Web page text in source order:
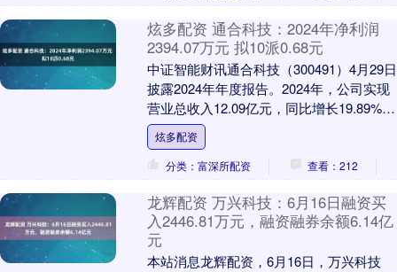
炫多配资 通合科技：2024年净利润
2394.07万元 拟10派0.68元
中证智能财讯通合科技（300491）4月29日
披露2024年年度报告。2024年，公司实现
营业总收入12.09亿元，同比增长19.89%；
归母净利润2394.0....
炫多配资
分类：富深所配资
查看：212
龙辉配资 万兴科技：6月16日融资买
入2446.81万元，融资融券余额6.14亿
元
本站消息龙辉配资，6月16日，万兴科技